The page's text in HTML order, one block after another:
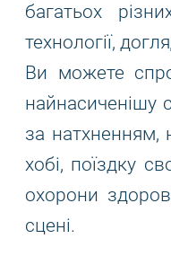
багатьох
технології,
Ви можете
найнасиченішу
за
хобі, поїздку
охорони
сцені.